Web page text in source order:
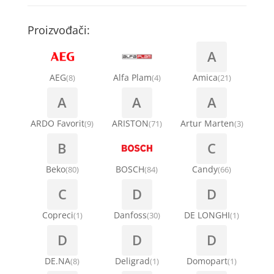
Ručice za vrata za veš mašinu
Šarke za veš mašine
Stakla i okviri vrata za veš mašinu
Termostati i hidrostati za veš mašine
Točkići za sudo mašine
Kompresori za klima uređaje
Kondenz creva
Nosači za klimu
Ostali materijal za montažu klima uređaja
Proizvođači:
AEG(8) Alfa Plam(4)
A
Amica(21)
A
ARDO Favorit(9)
A
ARISTON(71)
A
Artur Marten(3)
B
Beko(80) BOSCH(84)
C
Candy(66)
C
Copreci(1)
D
Danfoss(30)
D
DE LONGHI(1)
D
DE.NA(8)
D
Deligrad(1)
D
Domopart(1)